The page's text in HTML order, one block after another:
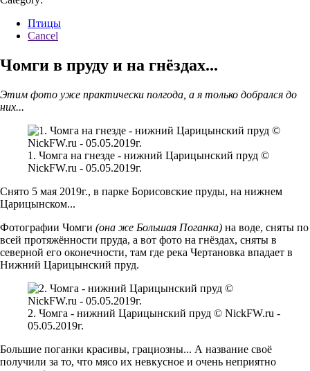
Птицы
Cancel
Чомги в пруду и на гнёздах...
Этим фото уже практически полгода, а я только добрался до
них...
1. Чомга на гнезде - нижний Царицынский пруд ©
NickFW.ru - 05.05.2019г.
Снято 5 мая 2019г., в парке Борисовские пруды, на нижнем
Царицынском...
Фотографии Чомги (она же Большая Поганка) на воде, сняты по
всей протяжённости пруда, а вот фото на гнёздах, сняты в
северной его оконечности, там где река Чертановка впадает в
Нижний Царицынский пруд.
2. Чомга - нижний Царицынский пруд © NickFW.ru -
05.05.2019г.
Большие поганки красивы, грациозны... А название своё
получили за то, что мясо их невкусное и очень неприятно